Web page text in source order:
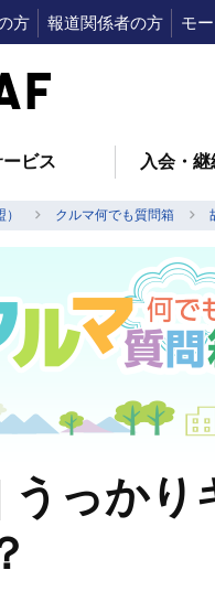
方 報道関係者の方 モ
ービス 入会・
クルマ何でも質問箱
うっかり